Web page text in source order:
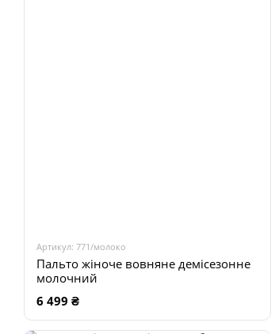
Артикул: 771/молоко
Пальто жіноче вовняне демісезонне
молочний
6 499 ₴